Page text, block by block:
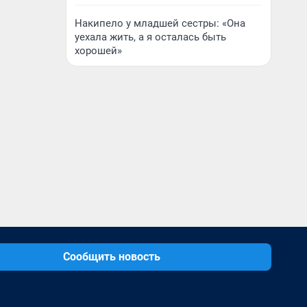
Накипело у младшей сестры: «Она
уехала жить, а я осталась быть
хорошей»
Сообщить новость